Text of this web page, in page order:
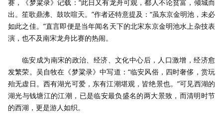
赛，《梦粱录》记载：“此日又有龙舟可观，都人不论贫富，倾城而
出。笙歌鼎沸、鼓吹喧天。”作者还特意提及：“虽东京金明池，未必
如此之佳。”直言即便是当年闻名天下的北宋东京金明池水上杂技表
演，也不及南宋龙舟比赛的热闹。
临安成为南宋的政治、经济、文化中心后，人口激增，经济愈
发繁荣。吴自牧在《梦粱录》中写道：“临安风俗，四时奢侈，赏玩
殆无虚日。西有湖光可爱，东有江潮堪观，皆绝景也。”可见西湖的
湖光与钱塘江的江潮，已是临安最负盛名的两大景致，而清明时节
的西湖，更是游人如织。